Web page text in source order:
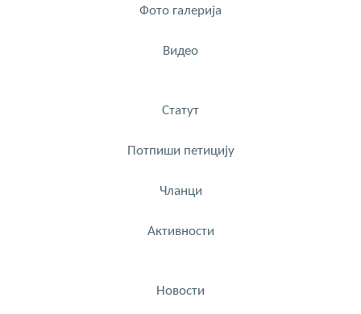
Фото галерија
Видео
Статут
Потпиши петицију
Чланци
Активности
Новости